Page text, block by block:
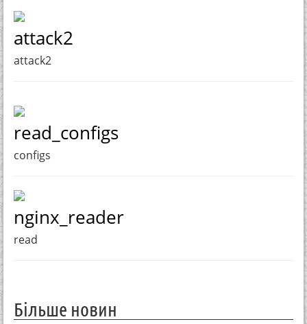
attack2
attack2
read_configs
configs
nginx_reader
read
Більше новин